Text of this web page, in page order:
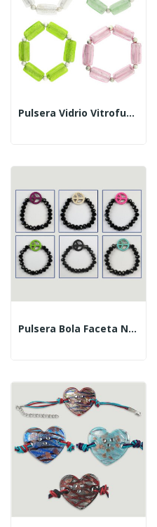
Pulsera Vidrio Vitrofusion. Modelo 11 Colores Surt
Pulsera Bola Faceta Negra Con Signo Paz